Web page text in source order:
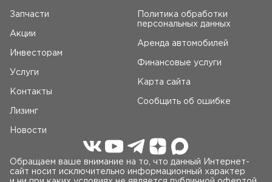
Запчасти
Акции
Инвесторам
Услуги
Контакты
Лизинг
Новости
Политика обработки
персональных данных
Аренда автомобилей
Финансовые услуги
Карта сайта
Сообщить об ошибке
Обращаем ваше внимание на то, что данный Интернет-
сайт носит исключительно информационный характер